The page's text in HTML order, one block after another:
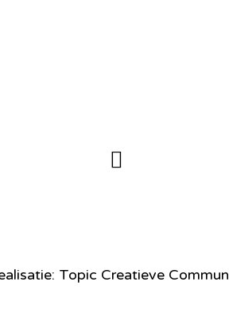
Topic Creatieve